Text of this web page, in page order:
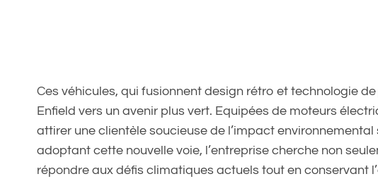
Ces véhicules, qui fusionnent design rétro et technologie
Enfield vers un avenir plus vert. Equipées de moteurs
attirer une clientèle soucieuse de l’impact
adoptant cette nouvelle voie, l’entreprise cherche non
répondre aux défis climatiques actuels tout en conservant